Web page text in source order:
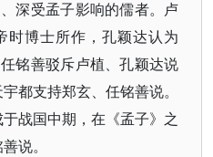
深受孟子影响的儒者。卢
时博士所作，孔颖达认为
铭善驳斥卢植、孔颖达说
都支持郑玄、任铭善说。
战国中期，在《孟子》之
说。